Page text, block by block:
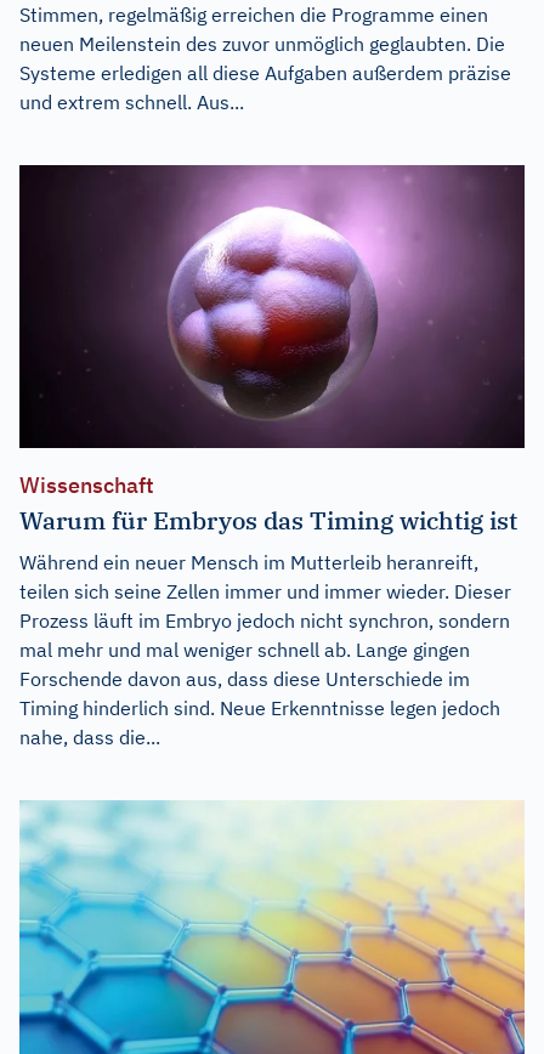
Stimmen, regelmäßig erreichen die Programme einen
neuen Meilenstein des zuvor unmöglich geglaubten. Die
Systeme erledigen all diese Aufgaben außerdem präzise
und extrem schnell. Aus...
Wissenschaft
Warum für Embryos das Timing wichtig ist
Während ein neuer Mensch im Mutterleib heranreift,
teilen sich seine Zellen immer und immer wieder. Dieser
Prozess läuft im Embryo jedoch nicht synchron, sondern
mal mehr und mal weniger schnell ab. Lange gingen
Forschende davon aus, dass diese Unterschiede im
Timing hinderlich sind. Neue Erkenntnisse legen jedoch
nahe, dass die...